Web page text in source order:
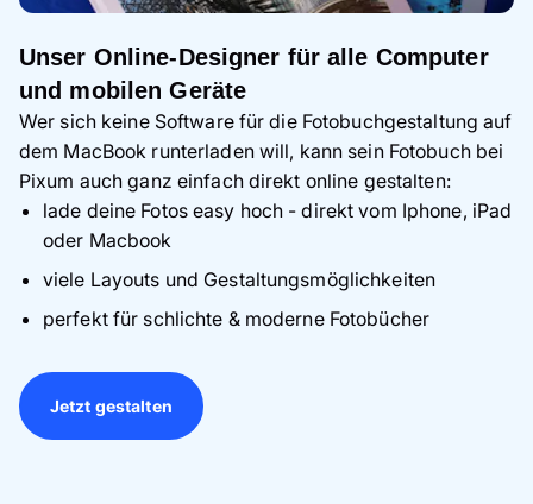
Unser Online-Designer für alle Computer
und mobilen Geräte
Wer sich keine Software für die Fotobuchgestaltung auf
dem MacBook runterladen will, kann sein Fotobuch bei
Pixum auch ganz einfach direkt online gestalten:
lade deine Fotos easy hoch - direkt vom Iphone, iPad
oder Macbook
viele Layouts und Gestaltungsmöglichkeiten
perfekt für schlichte & moderne Fotobücher
Jetzt gestalten